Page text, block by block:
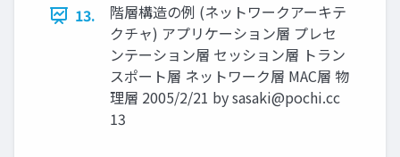
13.
階層構造の例 (ネットワークアーキテ
クチャ) アプリケーション層 プレセ
ンテーション層 セッション層 トラン
スポート層 ネットワーク層 MAC層 物
理層 2005/2/21 bysasaki@pochi.cc
13